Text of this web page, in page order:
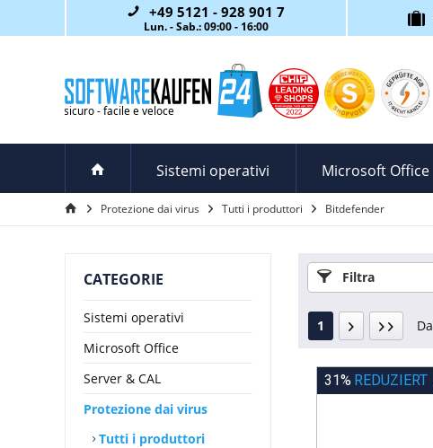
+49 5121 - 928 901 7
Lun. - Sab.: 09:00 - 16:00
Sistemi operativi Microsoft Office
Protezione dai virus Tutti i produttori Bitdefender
CATEGORIE
Sistemi operativi
Microsoft Office
Server & CAL
Protezione dai virus
Tutti i produttori
Filtra
1 Da
31% REDUZIERT